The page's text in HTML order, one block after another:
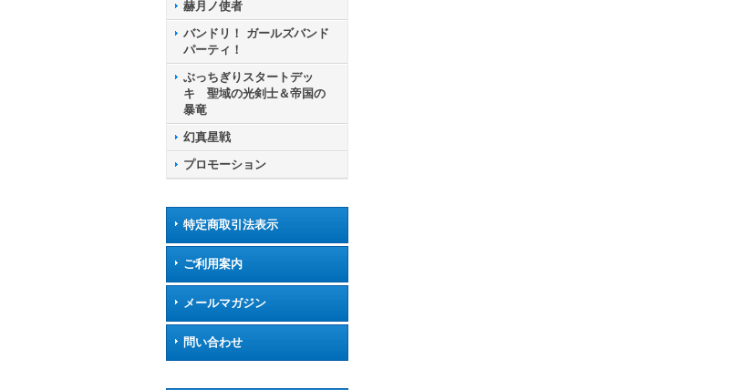
赫月ノ使者
バンドリ！ ガールズバンド
パーティ！
ぶっちぎりスタートデッ
キ 聖域の光剣士＆帝国の
暴竜
幻真星戦
プロモーション
特定商取引法表示
ご利用案内
メールマガジン
問い合わせ